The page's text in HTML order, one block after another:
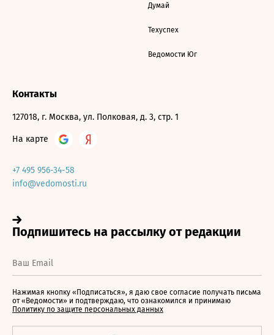
Думай
Техуспех
Ведомости Юг
Контакты
127018, г. Москва, ул. Полковая, д. 3, стр. 1
На карте
+7 495 956-34-58
info@vedomosti.ru
Нажимая кнопку «Подписаться», я даю свое согласие получать письма
от «Ведомости» и подтверждаю, что ознакомился и принимаю
Политику по защите персональных данных